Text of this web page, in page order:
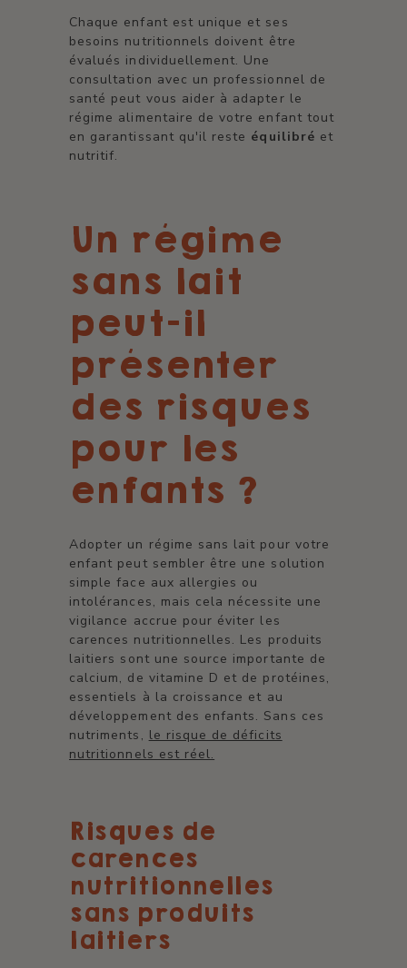
Chaque enfant est unique et ses
besoins nutritionnels doivent être
évalués individuellement. Une
consultation avec un professionnel de
santé peut vous aider à adapter le
régime alimentaire de votre enfant tout
en garantissant qu'il reste équilibré et
nutritif.
Un régime
sans lait
peut-il
présenter
des risques
pour les
enfants ?
Adopter un régime sans lait pour votre
enfant peut sembler être une solution
simple face aux allergies ou
intolérances, mais cela nécessite une
vigilance accrue pour éviter les
carences nutritionnelles. Les produits
laitiers sont une source importante de
calcium, de vitamine D et de protéines,
essentiels à la croissance et au
développement des enfants. Sans ces
nutriments, le risque de déficits
nutritionnels est réel.
Risques de
carences
nutritionnelles
sans produits
laitiers